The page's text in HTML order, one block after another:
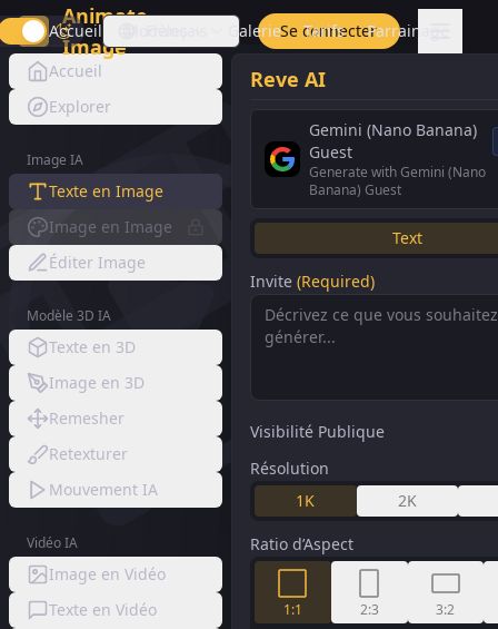
Animate
Image
Accueil Galerie Tarifs Parrainage
Se connecter
Accueil
Explorer
Image IA
Texte en Image
Image en Image
Éditer Image
Modèle 3D IA
Texte en 3D
Image en 3D
Remesher
Retexturer
Mouvement IA
Vidéo IA
Image en Vidéo
Texte en Vidéo
Reve AI
Gemini (Nano Banana)
Guest
Generate with Gemini (Nano
Banana) Guest
Text
Invite (Required)
Visibilité Publique
Résolution
1K
2K
Ratio d’Aspect
1:1 2:3 3:2